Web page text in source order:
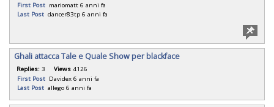
First Post mariomatt 6 anni fa
Last Post dancer83tp 6 anni fa
Ghali attacca Tale e Quale Show per blackface
Replies: 3 Views 4126
First Post Davidex 6 anni fa
Last Post allego 6 anni fa